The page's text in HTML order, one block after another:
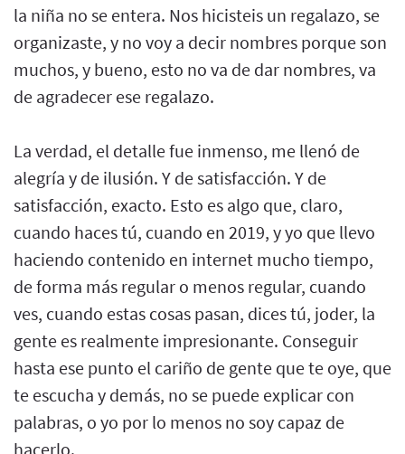
la niña no se entera. Nos hicisteis un regalazo, se
organizaste, y no voy a decir nombres porque son
muchos, y bueno, esto no va de dar nombres, va
de agradecer ese regalazo.
La verdad, el detalle fue inmenso, me llenó de
alegría y de ilusión. Y de satisfacción. Y de
satisfacción, exacto. Esto es algo que, claro,
cuando haces tú, cuando en 2019, y yo que llevo
haciendo contenido en internet mucho tiempo,
de forma más regular o menos regular, cuando
ves, cuando estas cosas pasan, dices tú, joder, la
gente es realmente impresionante. Conseguir
hasta ese punto el cariño de gente que te oye, que
te escucha y demás, no se puede explicar con
palabras, o yo por lo menos no soy capaz de
hacerlo.